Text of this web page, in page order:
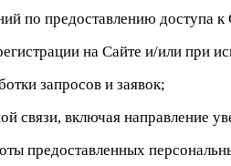
по предоставлению доступа
на Сайте и/или при
запросов и заявок;
связи, включая направление
предоставленных